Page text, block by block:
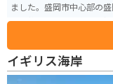
ました。盛岡市中心部の
けて整備された藩主の参
いるので自由に停められ
「千年の老杉」までは、
夏場鳥居に付けられる風
イギリス海岸